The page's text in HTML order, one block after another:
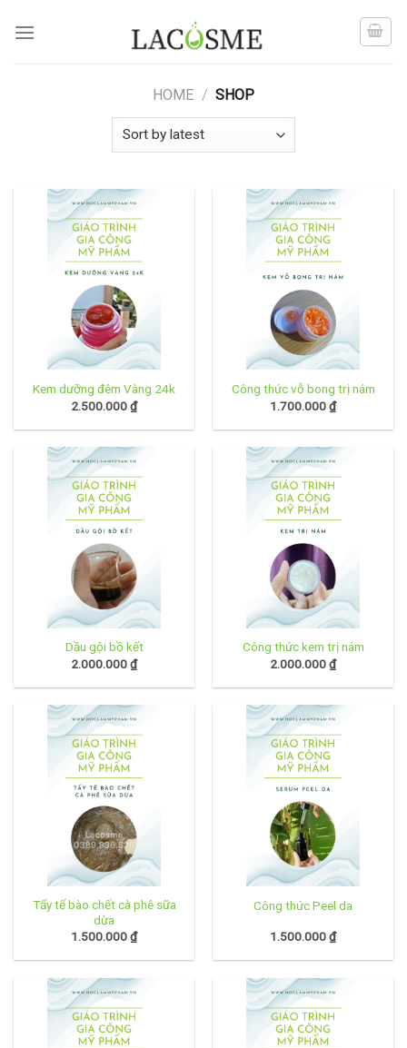
HOME / SHOP
Kem dưỡng đêm Vàng 24k
2.500.000₫
Công thức vỗ bong trị nám
1.700.000₫
Dầu gội bồ kết
2.000.000₫
Công thức kem trị nám
2.000.000₫
Tẩy tế bào chết cà phê sữa
dừa
1.500.000₫
Công thức Peel da
1.500.000₫